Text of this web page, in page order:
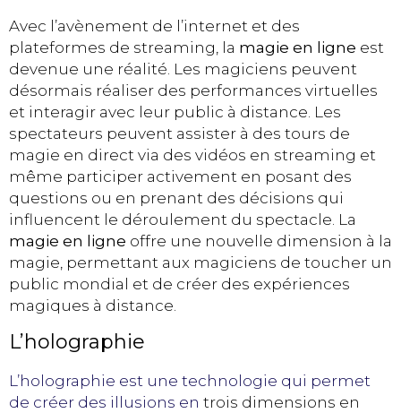
Avec l’avènement de l’internet et des
plateformes de streaming, la magie en ligne est
devenue une réalité. Les magiciens peuvent
désormais réaliser des performances virtuelles
et interagir avec leur public à distance. Les
spectateurs peuvent assister à des tours de
magie en direct via des vidéos en streaming et
même participer activement en posant des
questions ou en prenant des décisions qui
influencent le déroulement du spectacle. La
magie en ligne offre une nouvelle dimension à la
magie, permettant aux magiciens de toucher un
public mondial et de créer des expériences
magiques à distance.
L’holographie
L’holographie est une technologie qui permet
de créer des illusions en trois dimensions en